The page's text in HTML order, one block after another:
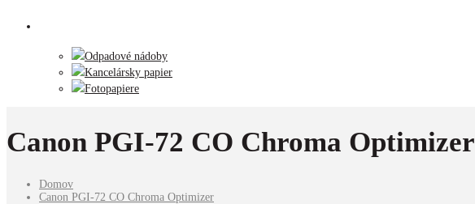
Odpadové nádoby
Kancelársky papier
Fotopapiere
Canon PGI-72 CO Chroma Optimizer
Domov
Canon PGI-72 CO Chroma Optimizer